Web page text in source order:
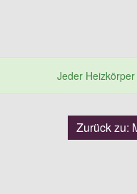
Jeder
Zurück zu: